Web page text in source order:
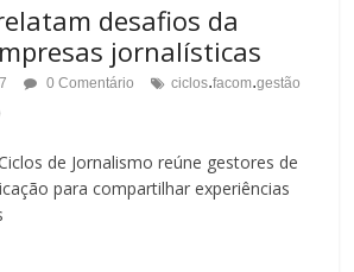
desafios da
jornalísticas
0 Comentário ciclos.facom.gestão
de Jornalismo reúne gestores de
para compartilhar experiências